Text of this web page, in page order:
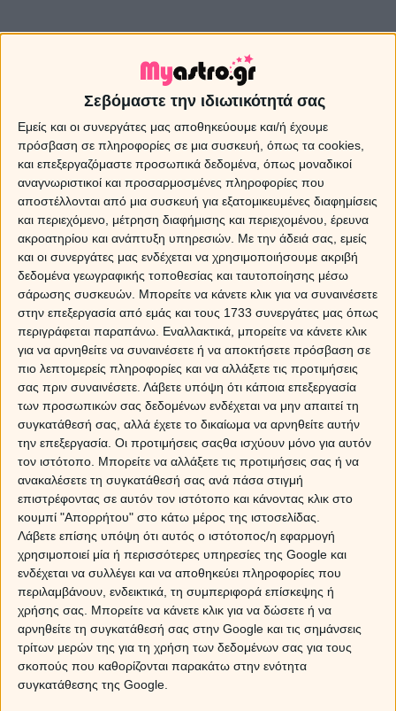
Σεβόμαστε την ιδιωτικότητά σας
Εμείς και οι συνεργάτες μας αποθηκεύουμε και/ή έχουμε
πρόσβαση σε πληροφορίες σε μια συσκευή, όπως τα cookies,
και επεξεργαζόμαστε προσωπικά δεδομένα, όπως μοναδικοί
αναγνωριστικοί και προσαρμοσμένες πληροφορίες που
αποστέλλονται από μια συσκευή για εξατομικευμένες διαφημίσεις
και περιεχόμενο, μέτρηση διαφήμισης και περιεχομένου, έρευνα
ακροατηρίου και ανάπτυξη υπηρεσιών. Με την άδειά σας, εμείς
και οι συνεργάτες μας ενδέχεται να χρησιμοποιήσουμε ακριβή
δεδομένα γεωγραφικής τοποθεσίας και ταυτοποίησης μέσω
σάρωσης συσκευών. Μπορείτε να κάνετε κλικ για να συναινέσετε
στην επεξεργασία από εμάς και τους 1733 συνεργάτες μας όπως
περιγράφεται παραπάνω. Εναλλακτικά, μπορείτε να κάνετε κλικ
για να αρνηθείτε να συναινέσετε ή να αποκτήσετε πρόσβαση σε
πιο λεπτομερείς πληροφορίες και να αλλάξετε τις προτιμήσεις
σας πριν συναινέσετε. Λάβετε υπόψη ότι κάποια επεξεργασία
των προσωπικών σας δεδομένων ενδέχεται να μην απαιτεί τη
συγκατάθεσή σας, αλλά έχετε το δικαίωμα να αρνηθείτε αυτήν
την επεξεργασία. Οι προτιμήσεις σαςθα ισχύουν μόνο για αυτόν
τον ιστότοπο. Μπορείτε να αλλάξετε τις προτιμήσεις σας ή να
ανακαλέσετε τη συγκατάθεσή σας ανά πάσα στιγμή
επιστρέφοντας σε αυτόν τον ιστότοπο και κάνοντας κλικ στο
κουμπί "Απορρήτου" στο κάτω μέρος της ιστοσελίδας.
Λάβετε επίσης υπόψη ότι αυτός ο ιστότοπος/η εφαρμογή
χρησιμοποιεί μία ή περισσότερες υπηρεσίες της Google και
ενδέχεται να συλλέγει και να αποθηκεύει πληροφορίες που
περιλαμβάνουν, ενδεικτικά, τη συμπεριφορά επίσκεψης ή
χρήσης σας. Μπορείτε να κάνετε κλικ για να δώσετε ή να
αρνηθείτε τη συγκατάθεσή σας στην Google και τις σημάνσεις
τρίτων μερών της για τη χρήση των δεδομένων σας για τους
σκοπούς που καθορίζονται παρακάτω στην ενότητα
συγκατάθεσης της Google.
A Β Γ Δ Ε Ζ Η Θ
Ι Κ Λ Μ Ν Ξ Ο Π
Ρ Σ Χ Ψ Ω